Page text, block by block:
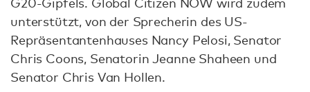
unterstützt, von der Sprecherin des US-
Repräsentantenhauses Nancy Pelosi, Senator
Chris Coons, Senatorin Jeanne Shaheen und
Senator Chris Van Hollen.